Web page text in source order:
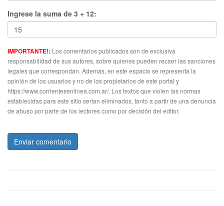
Ingrese la suma de 3 + 12:
IMPORTANTE!: Los comentarios publicados son de exclusiva
responsabilidad de sus autores, sobre quienes pueden recaer las sanciones
legales que correspondan. Además, en este espacio se representa la
opinión de los usuarios y no de los propietarios de este portal y
https://www.corrientesenlinea.com.ar/. Los textos que violen las normas
establecidas para este sitio serían eliminados, tanto a partir de una denuncia
de abuso por parte de los lectores como por decisión del editor.
Enviar comentario